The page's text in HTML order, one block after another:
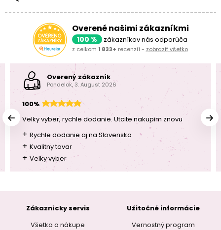
Overené našimi zákazníkmi
100 % zákazníkov nás odporúča
z celkom 1 833+ recenzií - zobraziť všetko
Overený zákazník
Pondelok, 3. August 2026
100%
Velky vyber, rychle dodanie. Utcite nakupim znovu
+ Rychle dodanie aj na Slovensko
+ Kvalitny tovar
+ Velky vyber
Zákaznícky servis
Všetko o nákupe
Užitočné informácie
Vernostný program